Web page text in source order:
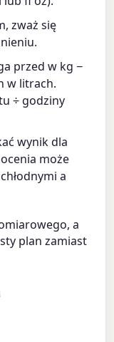
zważ się
przed w kg −
w litrach.
÷ godziny
wynik dla
może
a
a
plan zamiast